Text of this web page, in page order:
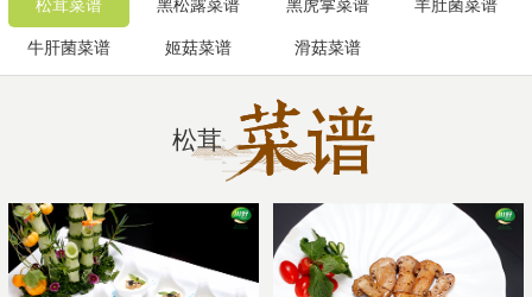
松茸菜谱 黑松露菜谱 黑虎掌菜谱 羊肚菌菜谱
牛肝菌菜谱 姬菇菜谱 滑菇菜谱
松茸